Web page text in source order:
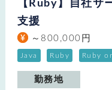
【Ruby】自社サ
支援
～800,000円
Java Ruby Ruby
勤務地